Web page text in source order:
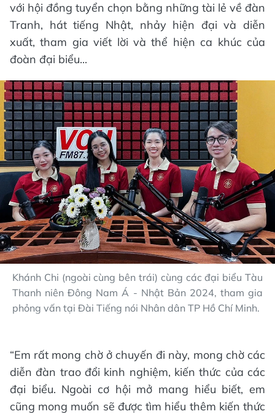
với hội đồng tuyển chọn bằng những tài lẻ về đàn
Tranh, hát tiếng Nhật, nhảy hiện đại và diễn
xuất, tham gia viết lời và thể hiện ca khúc của
đoàn đại biểu...
Khánh Chi (ngoài cùng bên trái) cùng các đại biểu Tàu
Thanh niên Đông Nam Á - Nhật Bản 2024, tham gia
phỏng vấn tại Đài Tiếng nói Nhân dân TP Hồ Chí Minh.
“Em rất mong chờ ở chuyến đi này, mong chờ các
diễn đàn trao đổi kinh nghiệm, kiến thức của các
đại biểu. Ngoài cơ hội mở mang hiểu biết, em
cũng mong muốn sẽ được tìm hiểu thêm kiến thức